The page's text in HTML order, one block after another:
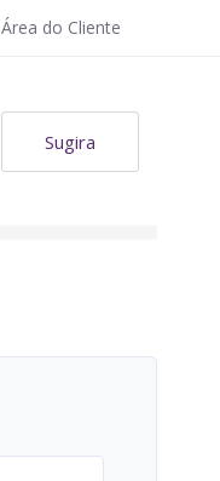
Área do Cliente
Sugira